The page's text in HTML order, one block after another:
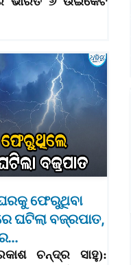
ଫେରୁଥିବା
ଘଟିଲା ବଜ୍ରପାତ,
ଚନ୍ଦ୍ର ସାହୁ):